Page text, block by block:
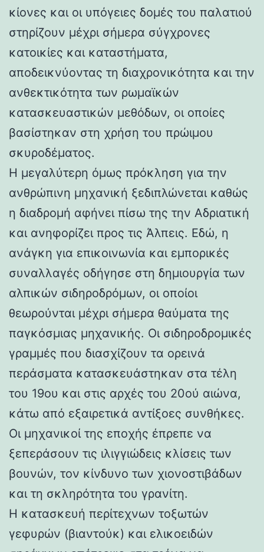
κίονες και οι υπόγειες δομές του παλατιού
στηρίζουν μέχρι σήμερα σύγχρονες
κατοικίες και καταστήματα,
αποδεικνύοντας τη διαχρονικότητα και την
ανθεκτικότητα των ρωμαϊκών
κατασκευαστικών μεθόδων, οι οποίες
βασίστηκαν στη χρήση του πρώιμου
σκυροδέματος.
Η μεγαλύτερη όμως πρόκληση για την
ανθρώπινη μηχανική ξεδιπλώνεται καθώς
η διαδρομή αφήνει πίσω της την Αδριατική
και ανηφορίζει προς τις Άλπεις. Εδώ, η
ανάγκη για επικοινωνία και εμπορικές
συναλλαγές οδήγησε στη δημιουργία των
αλπικών σιδηροδρόμων, οι οποίοι
θεωρούνται μέχρι σήμερα θαύματα της
παγκόσμιας μηχανικής. Οι σιδηροδρομικές
γραμμές που διασχίζουν τα ορεινά
περάσματα κατασκευάστηκαν στα τέλη
του 19ου και στις αρχές του 20ού αιώνα,
κάτω από εξαιρετικά αντίξοες συνθήκες.
Οι μηχανικοί της εποχής έπρεπε να
ξεπεράσουν τις ιλιγγιώδεις κλίσεις των
βουνών, τον κίνδυνο των χιονοστιβάδων
και τη σκληρότητα του γρανίτη.
Η κατασκευή περίτεχνων τοξωτών
γεφυρών (βιαντούκ) και ελικοειδών